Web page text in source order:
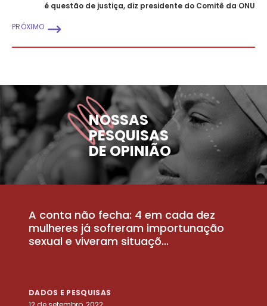
é questão de justiça, diz presidente do Comitê da ONU
PRÓXIMO
NOSSAS
PESQUISAS
DE OPINIÃO
A conta não fecha: 4 em cada dez
mulheres já sofreram importunação
sexual e viveram situaçõ...
DADOS E PESQUISAS